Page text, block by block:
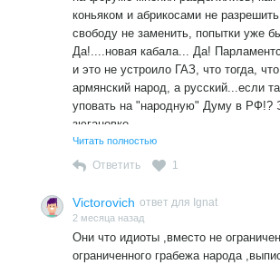
коньяком и абрикосами не
свободу не заменить, попытки уже
Да!....новая кабала... Да!
и это не устроило ГАЗ, что тогда,
армянский народ, а русский...если
уповать на "народную" Думу в РФ!?
зюгановке.....
Читать полностью
Ответить 1
Victorovich ответ для Ignat
2 месяца назад
Они что идиоты ,вместо не
ограниченного грабежа народа